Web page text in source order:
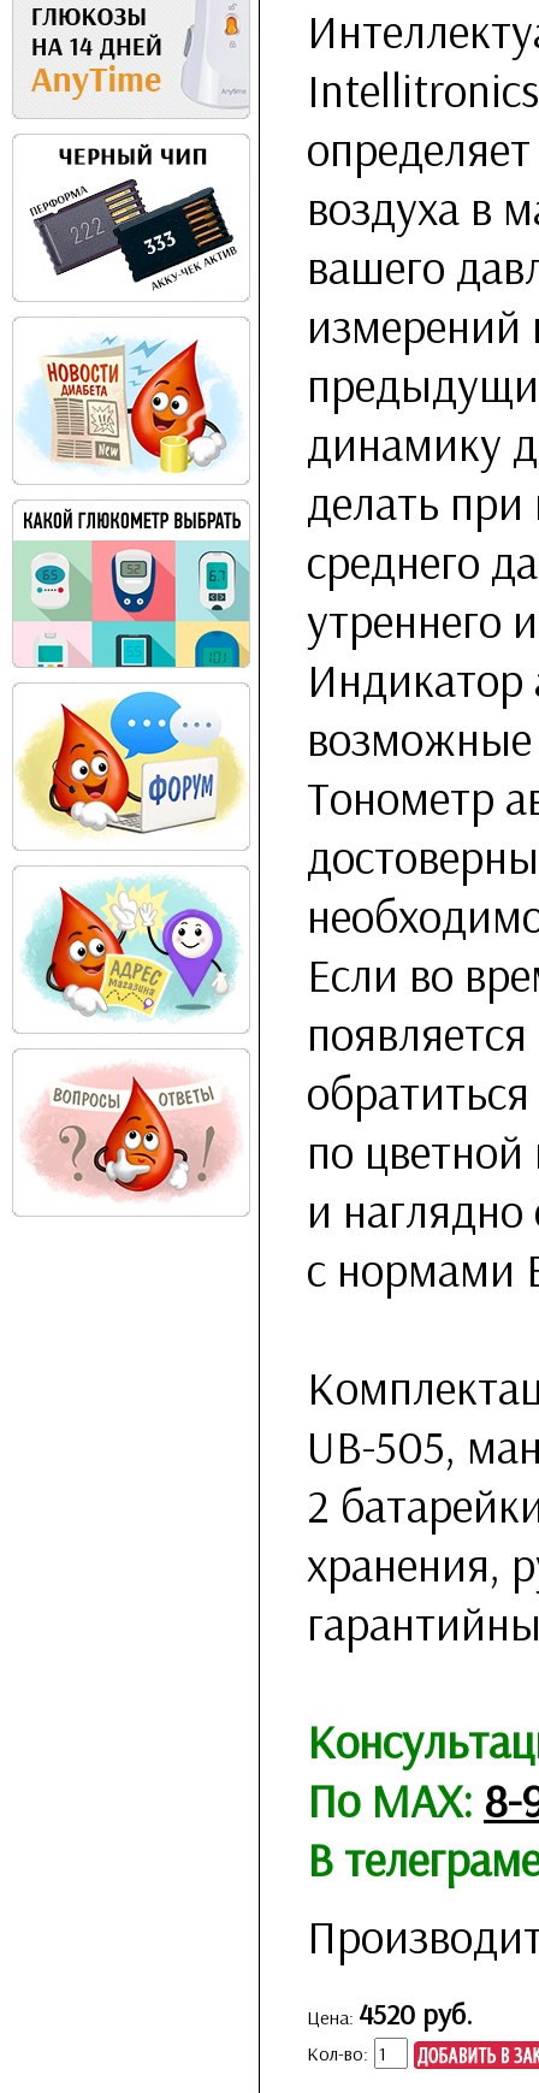
воздуха в
вашего
измерений
динамику
делать при
среднего
утреннего
возможные
Тонометр
Если во
по
и наглядно
с нормами
UB-505,
2
хранения,
По MAX: 8-
В
Цена: 4520 руб.
Кол-во: